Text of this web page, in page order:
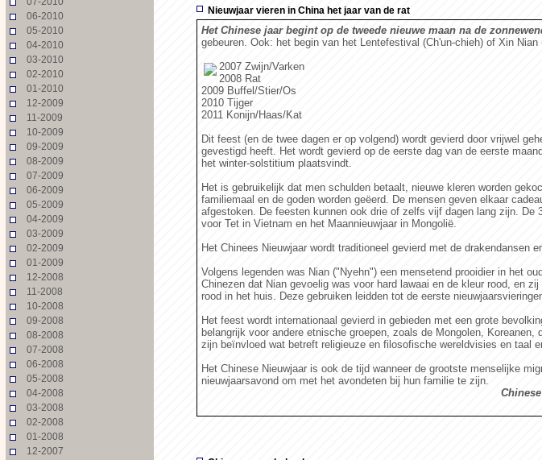
06-2010
05-2010
04-2010
03-2010
02-2010
01-2010
12-2009
11-2009
10-2009
09-2009
08-2009
07-2009
06-2009
05-2009
04-2009
03-2009
02-2009
01-2009
12-2008
11-2008
10-2008
09-2008
08-2008
07-2008
06-2008
05-2008
04-2008
03-2008
02-2008
01-2008
12-2007
Nieuwjaar vieren in China het jaar van de rat
Het Chinese jaar begint op de tweede nieuwe maan na de
gebeuren. Ook: het begin van het Lentefestival (Ch'un-chieh) of Xin Nian
2007 Zwijn/Varken
2008 Rat
2009 Buffel/Stier/Os
2010 Tijger
2011 Konijn/Haas/Kat
Dit feest (en de twee dagen er op volgend) wordt gevierd door vrijwel
gevestigd heeft. Het wordt gevierd op de eerste dag van de eerste
het winter-solstitium plaatsvindt.
Het is gebruikelijk dat men schulden betaalt, nieuwe kleren worden
familiemaal en de goden worden geëerd. De mensen geven elkaar
afgestoken. De feesten kunnen ook drie of zelfs vijf dagen lang zijn.
voor Tet in Vietnam en het Maannieuwjaar in Mongolië.
Het Chinees Nieuwjaar wordt traditioneel gevierd met de drakendansen
Volgens legenden was Nian ("Nyehn") een mensetend prooidier in het
Chinezen dat Nian gevoelig was voor hard lawaai en de kleur rood, en
rood in het huis. Deze gebruiken leidden tot de eerste
Het feest wordt internationaal gevierd in gebieden met een grote
belangrijk voor andere etnische groepen, zoals de Mongolen,
zijn beïnvloed wat betreft religieuze en filosofische wereldvisies en taal
Het Chinese Nieuwjaar is ook de tijd wanneer de grootste menselijke
nieuwjaarsavond om met het avondeten bij hun familie te zijn.